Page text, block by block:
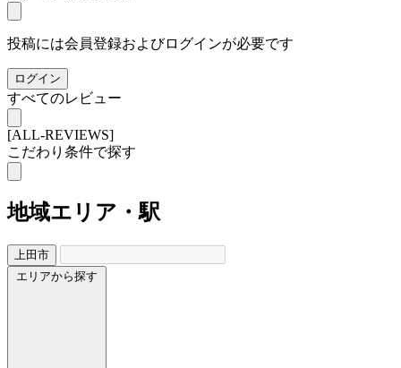
投稿には会員登録およびログインが必要です
ログイン
すべてのレビュー
[ALL-REVIEWS]
こだわり条件で探す
地域エリア・駅
上田市
エリアから探す